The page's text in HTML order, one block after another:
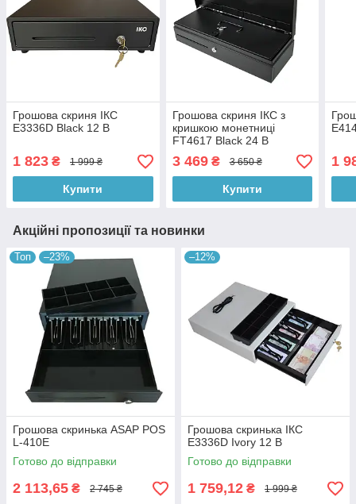
Грошова скриня ІКС
E3336D Black 12 В
1 823 ₴ 1 999 ₴
Купити
Грошова скриня ІКС з
кришкою монетниці
FT4617 Black 24 В
3 469₴ 3 650 ₴
Купити
1
Акційні пропозиції та новинки
Топ –23%
Грошова скринька ASAP POS
L-410E
Готово до відправки
2 113,65 ₴ 2 745 ₴
–12%
Грошова скринька ІКС
E3336D Ivory 12 В
Готово до відправки
1 759,12 ₴ 1 999 ₴